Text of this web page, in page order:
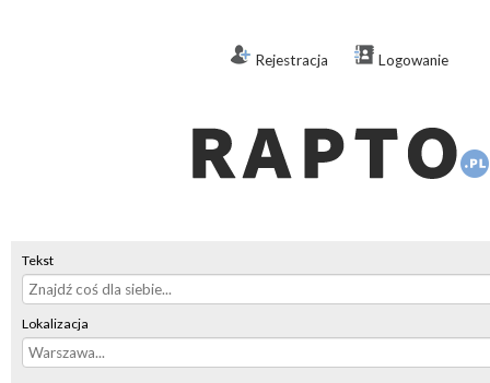
Rejestracja Logowanie
Tekst
Lokalizacja